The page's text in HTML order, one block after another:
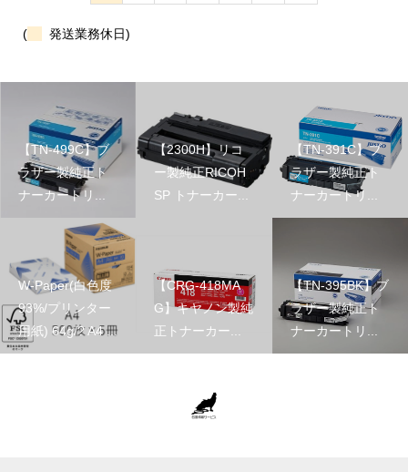
( 発送業務休日)
【TN-499C】ブ
ラザー製純正ト
ナーカートリ...
【2300H】リコ
ー製純正RICOH
SP トナーカー...
【TN-391C】ブ
ラザー製純正ト
ナーカートリ...
W-Paper(白色度
93%/プリンター
用紙) 64g/? A4 ...
【CRG-418MA
G】キヤノン製純
正トナーカー...
【TN-395BK】ブ
ラザー製純正ト
ナーカートリ...